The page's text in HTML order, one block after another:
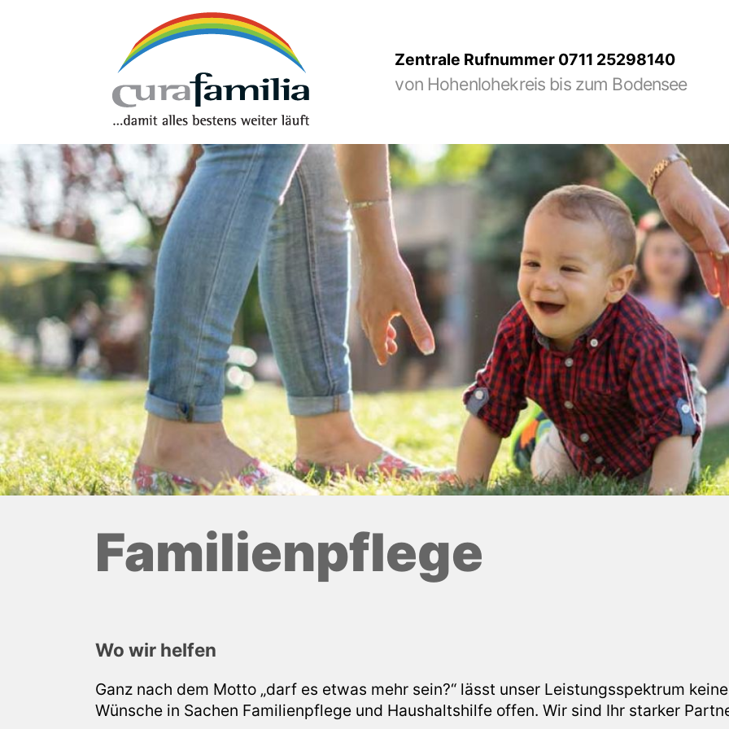
Zentrale Rufnummer 0711 25298140
von Hohenlohekreis bis zum Bodensee
Familienpflege
Wo wir helfen
Ganz nach dem Motto „darf es etwas mehr sein?“ lässt unser Leistungsspektrum keine
Wünsche in Sachen Familienpflege und Haushaltshilfe offen. Wir sind Ihr starker